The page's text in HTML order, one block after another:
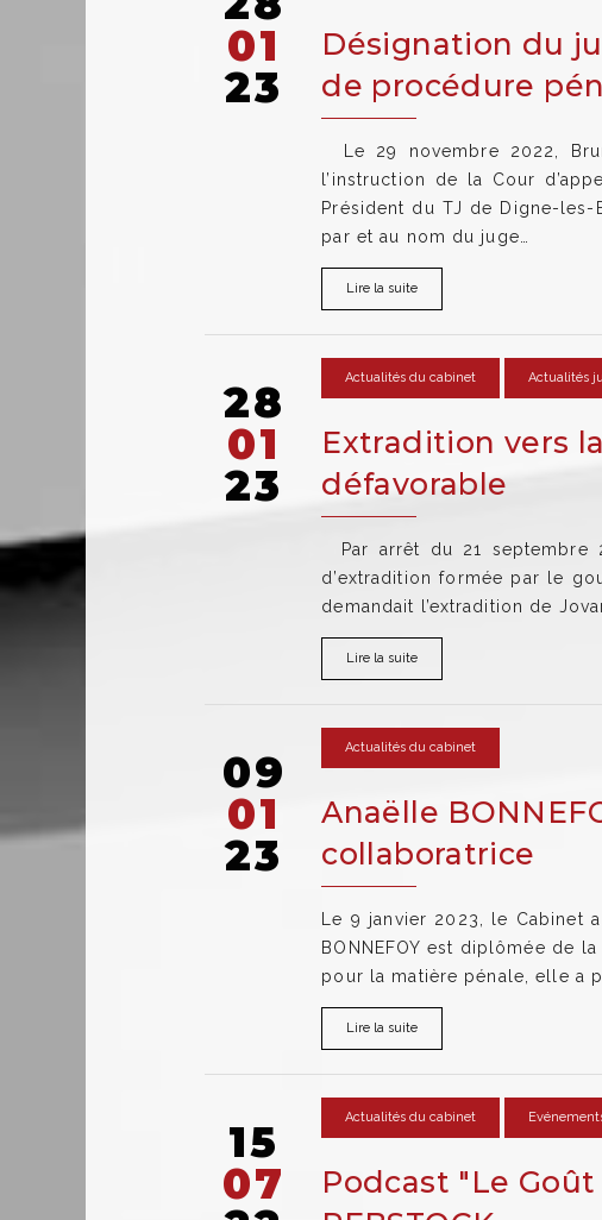
01
23
Désignation du
de procédure
Le 29 novembre 2022,
l’instruction de la Cour
Président du TJ de Digne-
par et au nom du juge…
Lire la suite
28
01
23
Actualités du cabinet Actualités
Extradition vers
défavorable
Par arrêt du 21 septembre
d’extradition formée par le
demandait l’extradition de
Lire la suite
09
01
23
Actualités du cabinet
Anaëlle
collaboratrice
Le 9 janvier 2023, le Cabinet
BONNEFOY est diplômée de
pour la matière pénale, elle a
Lire la suite
15
07
Actualités du cabinet
Podcast "Le